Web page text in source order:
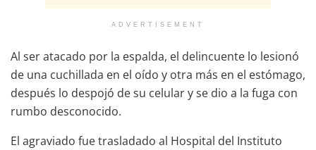
ADVERTISEMENT
Al ser atacado por la espalda, el delincuente lo lesionó
de una cuchillada en el oído y otra más en el estómago,
después lo despojó de su celular y se dio a la fuga con
rumbo desconocido.
El agraviado fue trasladado al Hospital del Instituto